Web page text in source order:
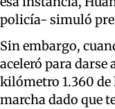
policía- simuló
Sin embargo,
aceleró para darse
kilómetro 1.360
marcha dado que